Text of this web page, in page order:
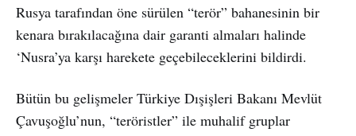
Rusya tarafından öne sürülen “terör” bahanesinin bir
kenara bırakılacağına dair garanti almaları halinde
‘Nusra’ya karşı harekete geçebileceklerini bildirdi.
Bütün bu gelişmeler Türkiye Dışişleri Bakanı Mevlüt
Çavuşoğlu’nun, “teröristler” ile muhalif gruplar